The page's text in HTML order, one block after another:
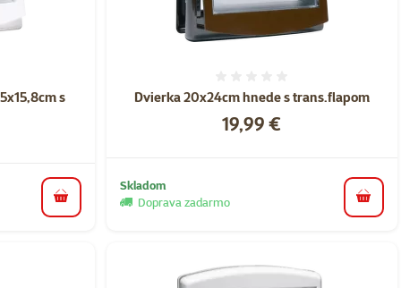
s
do košíka
Dvierka 20x24cm hnede s trans.flapom
Cena
19,99 €
Skladom
Doprava zadarmo
do